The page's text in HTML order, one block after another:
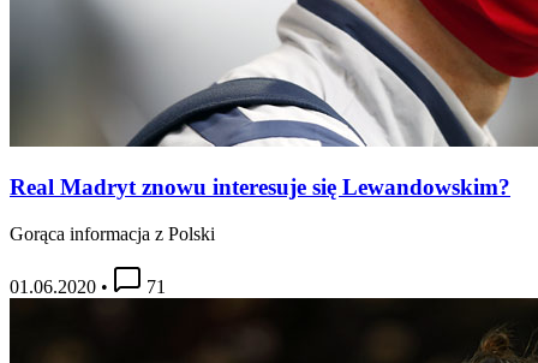
Real Madryt znowu interesuje się Lewandowskim?
Gorąca informacja z Polski
01.06.2020 • 71